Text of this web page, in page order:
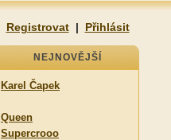
Registrovat| Přihlásit
NEJNOVĚJŠÍ
Karel Čapek
Queen
Supercrooo